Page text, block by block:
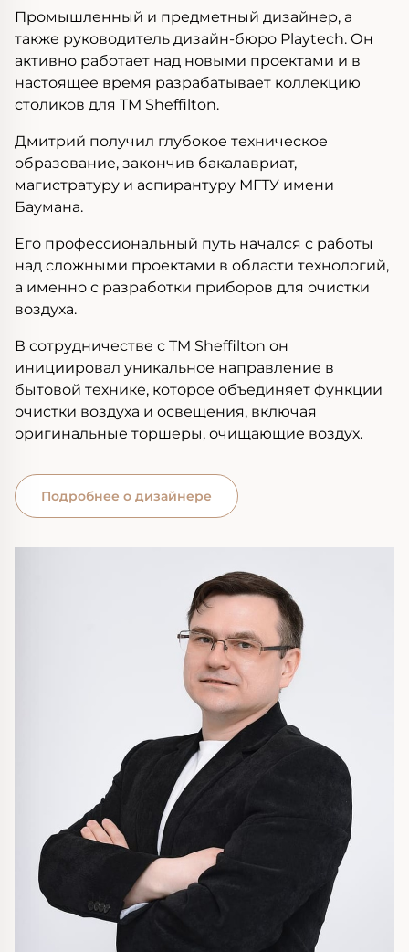
Промышленный и предметный дизайнер, а
также руководитель дизайн-бюро Playtech. Он
активно работает над новыми проектами и в
настоящее время разрабатывает коллекцию
столиков для TM Sheffilton.
Дмитрий получил глубокое техническое
образование, закончив бакалавриат,
магистратуру и аспирантуру МГТУ имени
Баумана.
Его профессиональный путь начался с работы
над сложными проектами в области технологий,
а именно с разработки приборов для очистки
воздуха.
В сотрудничестве с TM Sheffilton он
инициировал уникальное направление в
бытовой технике, которое объединяет функции
очистки воздуха и освещения, включая
оригинальные торшеры, очищающие воздух.
Подробнее о дизайнере